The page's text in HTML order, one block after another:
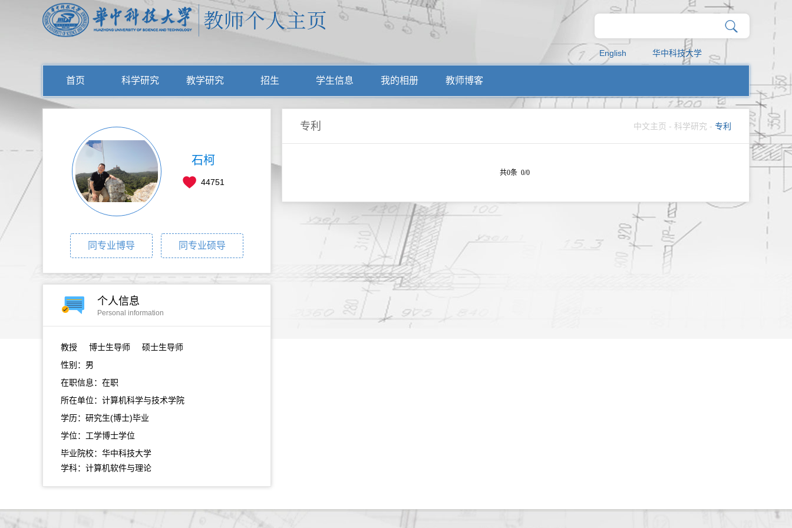
English 华中科技大学
首页 科学研究 教学研究 招生 学生信息 我的相册 教师博客
石柯
44751
同专业博导 同专业硕导
个人信息
Personal information
教授
博士生导师 硕士生导师
性别：男
在职信息：在职
所在单位：计算机科学与技术学院
学历：研究生(博士)毕业
学位：工学博士学位
毕业院校：华中科技大学
学科：计算机软件与理论
专利 中文主页 - 科学研究 - 专利
共0条 0/0